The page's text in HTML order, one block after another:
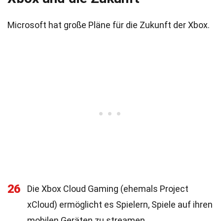
Microsoft hat große Pläne für die Zukunft der Xbox.
26
Die Xbox Cloud Gaming (ehemals Project
xCloud) ermöglicht es Spielern, Spiele auf ihren